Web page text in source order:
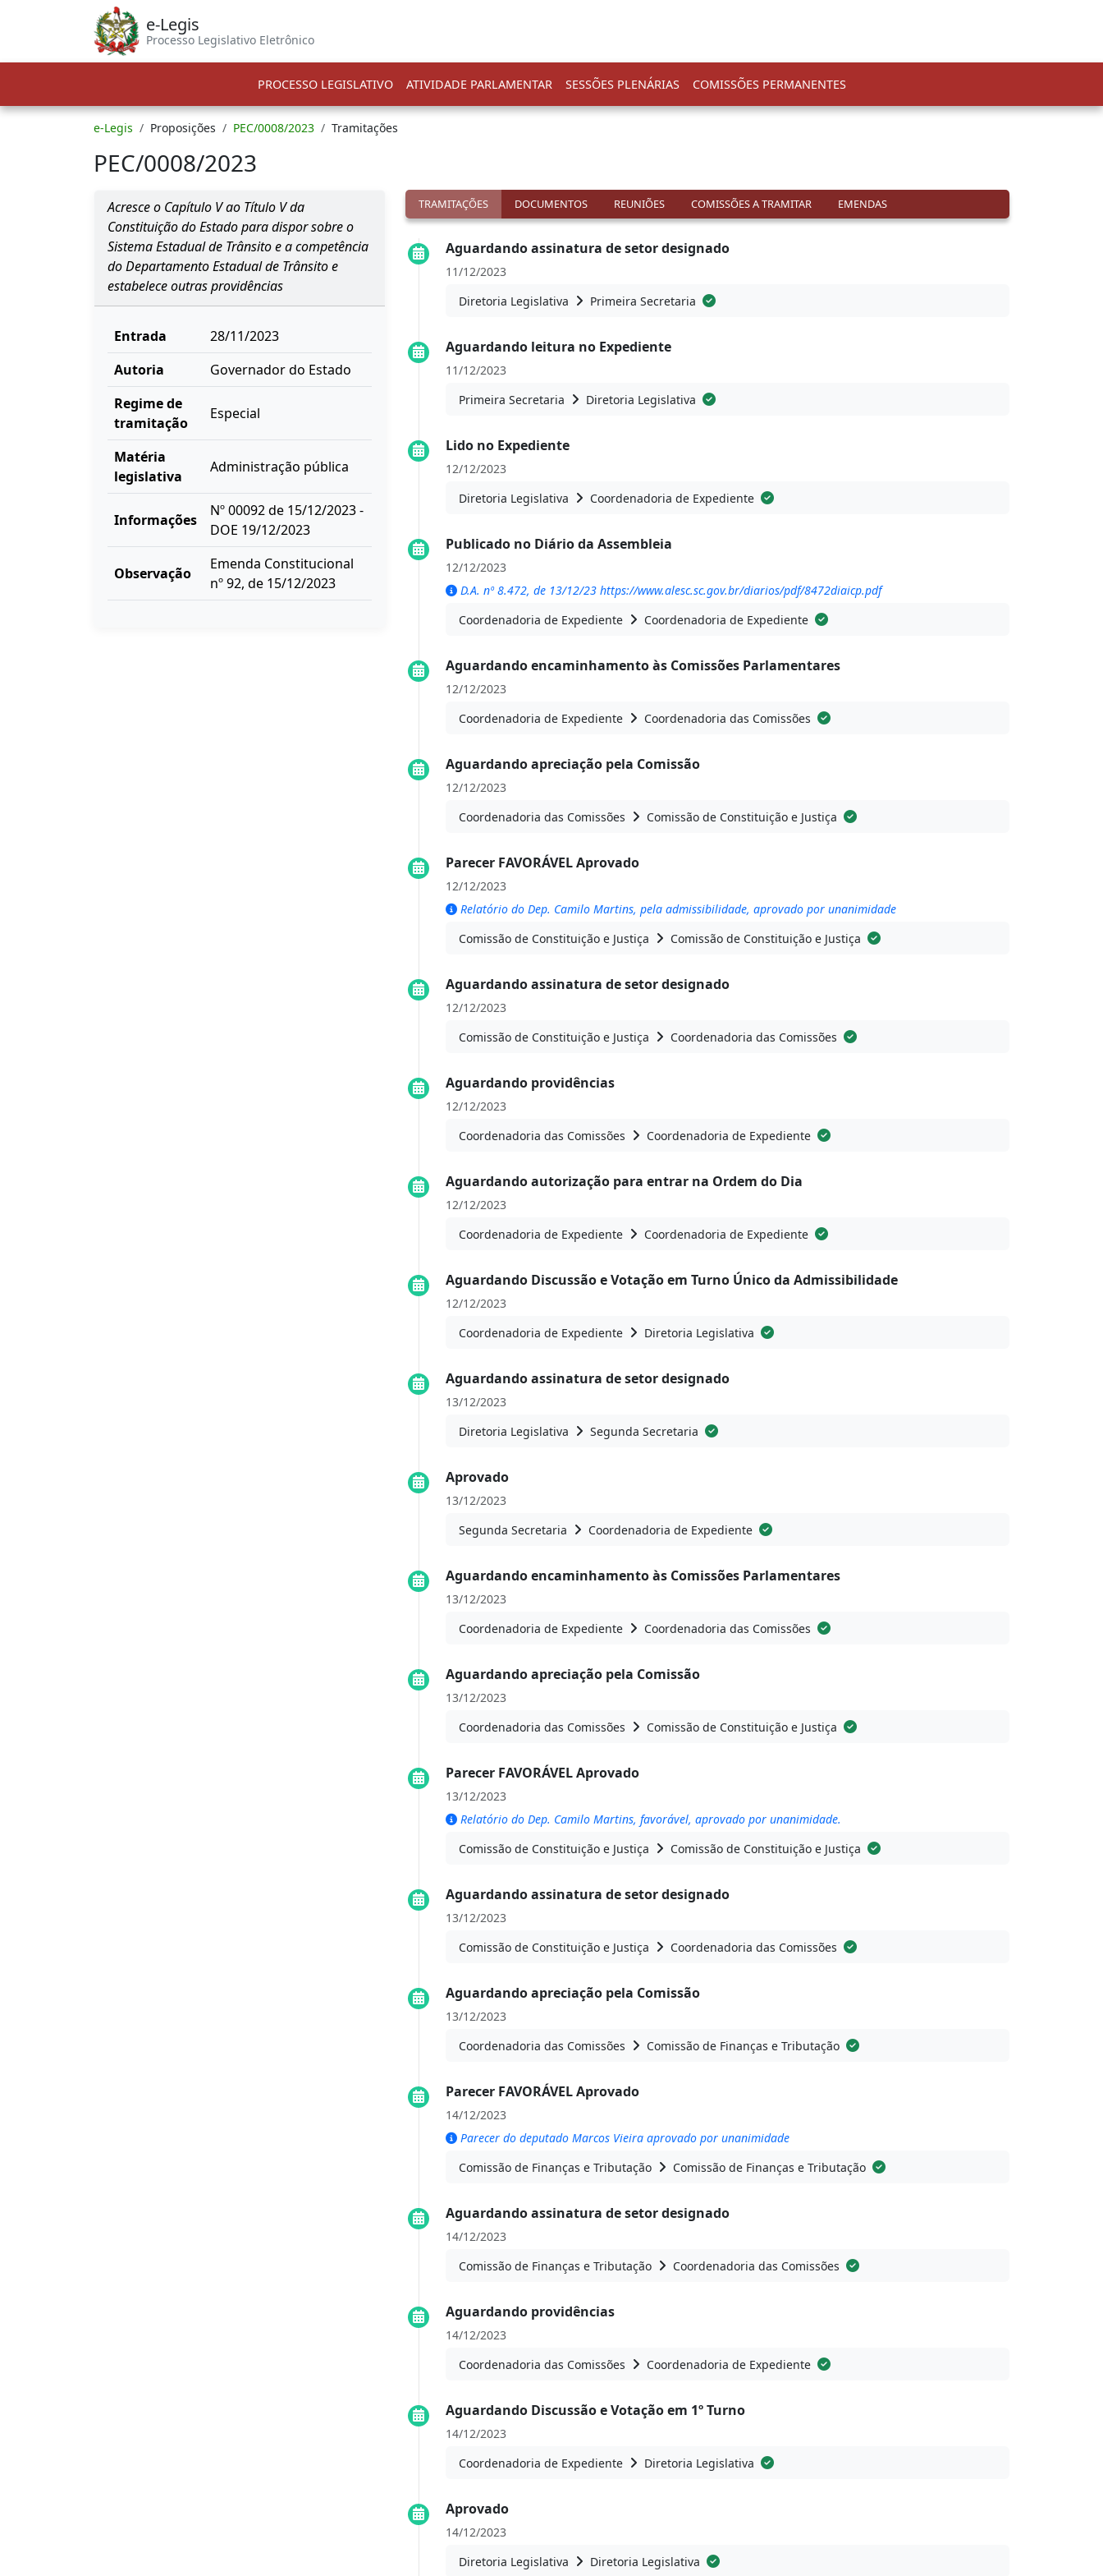
e-Legis
Processo Legislativo Eletrônico
PROCESSO LEGISLATIVO ATIVIDADE PARLAMENTAR SESSÕES PLENÁRIAS COMISSÕES PERMANENTES
e-Legis Proposições PEC/0008/2023 Tramitações
PEC/0008/2023
Acresce o Capítulo V ao Título V da
Constituição do Estado para dispor sobre o
Sistema Estadual de Trânsito e a competência
do Departamento Estadual de Trânsito e
estabelece outras providências
Entrada
28/11/2023
Autoria
Governador do Estado
Regime de
tramitação
Especial
Matéria
legislativa
Administração pública
Informações
Nº 00092 de 15/12/2023 -
DOE 19/12/2023
Observação
Emenda Constitucional
nº 92, de 15/12/2023
TRAMITAÇÕES DOCUMENTOS REUNIÕES COMISSÕES A TRAMITAR EMENDAS
Aguardando assinatura de setor designado
11/12/2023
Diretoria Legislativa
Primeira Secretaria
Aguardando leitura no Expediente
11/12/2023
Primeira Secretaria
Diretoria Legislativa
Lido no Expediente
12/12/2023
Diretoria Legislativa
Coordenadoria de Expediente
Publicado no Diário da Assembleia
12/12/2023
D.A. nº 8.472, de 13/12/23 https://www.alesc.sc.gov.br/diarios/pdf/8472diaicp.pdf
Coordenadoria de Expediente
Coordenadoria de Expediente
Aguardando encaminhamento às Comissões Parlamentares
12/12/2023
Coordenadoria de Expediente
Coordenadoria das Comissões
Aguardando apreciação pela Comissão
12/12/2023
Coordenadoria das Comissões
Comissão de Constituição e Justiça
Parecer FAVORÁVEL Aprovado
12/12/2023
Relatório do Dep. Camilo Martins, pela admissibilidade, aprovado por unanimidade
Comissão de Constituição e Justiça
Comissão de Constituição e Justiça
Aguardando assinatura de setor designado
12/12/2023
Comissão de Constituição e Justiça
Coordenadoria das Comissões
Aguardando providências
12/12/2023
Coordenadoria das Comissões
Coordenadoria de Expediente
Aguardando autorização para entrar na Ordem do Dia
12/12/2023
Coordenadoria de Expediente
Coordenadoria de Expediente
Aguardando Discussão e Votação em Turno Único da Admissibilidade
12/12/2023
Coordenadoria de Expediente
Diretoria Legislativa
Aguardando assinatura de setor designado
13/12/2023
Diretoria Legislativa
Segunda Secretaria
Aprovado
13/12/2023
Segunda Secretaria
Coordenadoria de Expediente
Aguardando encaminhamento às Comissões Parlamentares
13/12/2023
Coordenadoria de Expediente
Coordenadoria das Comissões
Aguardando apreciação pela Comissão
13/12/2023
Coordenadoria das Comissões
Comissão de Constituição e Justiça
Parecer FAVORÁVEL Aprovado
13/12/2023
Relatório do Dep. Camilo Martins, favorável, aprovado por unanimidade.
Comissão de Constituição e Justiça
Comissão de Constituição e Justiça
Aguardando assinatura de setor designado
13/12/2023
Comissão de Constituição e Justiça
Coordenadoria das Comissões
Aguardando apreciação pela Comissão
13/12/2023
Coordenadoria das Comissões
Comissão de Finanças e Tributação
Parecer FAVORÁVEL Aprovado
14/12/2023
Parecer do deputado Marcos Vieira aprovado por unanimidade
Comissão de Finanças e Tributação
Comissão de Finanças e Tributação
Aguardando assinatura de setor designado
14/12/2023
Comissão de Finanças e Tributação
Coordenadoria das Comissões
Aguardando providências
14/12/2023
Coordenadoria das Comissões
Coordenadoria de Expediente
Aguardando Discussão e Votação em 1º Turno
14/12/2023
Coordenadoria de Expediente
Diretoria Legislativa
Aprovado
14/12/2023
Diretoria Legislativa
Diretoria Legislativa